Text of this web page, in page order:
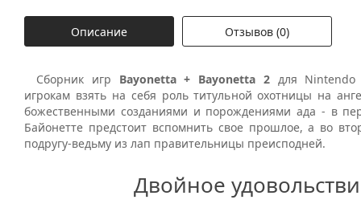
Описание Отзывов (0)
Сборник игр Bayonetta + Bayonetta 2 для Nintendo
игрокам взять на себя роль титульной охотницы на
божественными созданиями и порождениями ада - в
Байонетте предстоит вспомнить свое прошлое, а во
подругу-ведьму из лап правительницы преисподней.
Двойное